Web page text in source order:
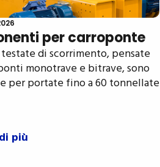
per carroponte
di scorrimento, pensate
monotrave e bitrave, sono
per portate fino a 60 tonnellate
più